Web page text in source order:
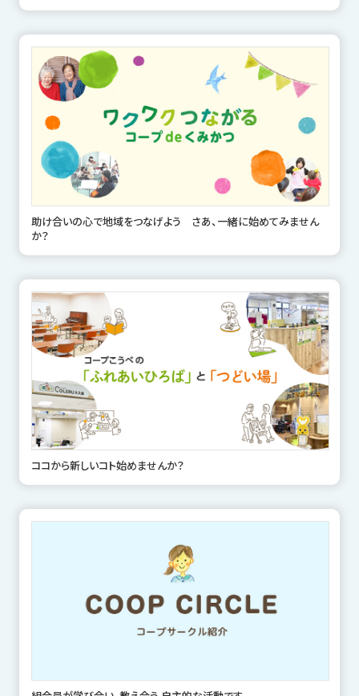
助け合いの心で地域をつなげよう さあ、一緒に始めてみません
か？
ココから新しいコト始めませんか？